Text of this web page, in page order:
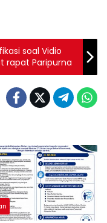
soal Vidio
rapat Paripurna